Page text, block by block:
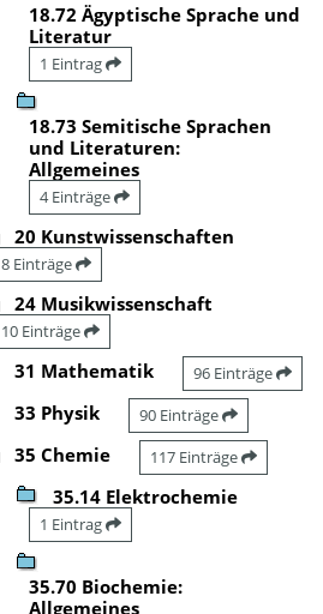
18.72 Ägyptische Sprache und
Literatur
1 Eintrag
18.73 Semitische Sprachen
und Literaturen:
Allgemeines
4 Einträge
20 Kunstwissenschaften
8 Einträge
24 Musikwissenschaft
10 Einträge
31 Mathematik 96 Einträge
33 Physik 90 Einträge
35 Chemie 117 Einträge
35.14 Elektrochemie
1 Eintrag
35.70 Biochemie:
Allgemeines